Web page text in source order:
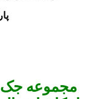
مجموعه جک